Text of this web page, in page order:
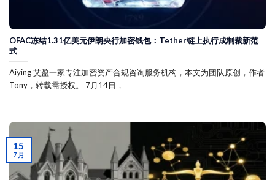
OFAC冻结1.31亿美元伊朗央行加密钱包：Tether链上执行成制裁新范
式
Aiying 艾盈一家专注加密资产合规咨询服务机构，本文为团队原创，作者
Tony，转载需授权。 7月14日，
15
7 月